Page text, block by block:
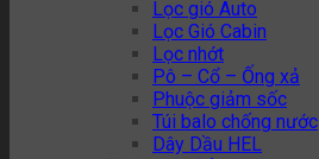
Lọc gió Auto
Lọc Gió Cabin
Lọc nhớt
Pô – Cổ – Ống xả
Phuộc giảm sốc
Túi balo chống nước
Dây Dầu HEL